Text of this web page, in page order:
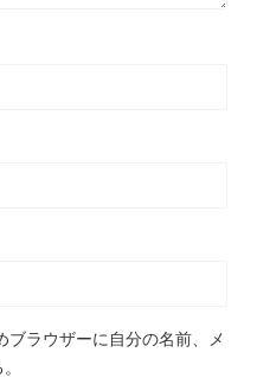
ブラウザーに自分の名前、メ